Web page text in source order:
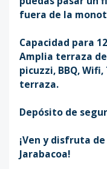
fuera de la
Capacidad para
Amplia terraza
picuzzi, BBQ,
terraza.
Depósito de
¡Ven y disfruta
Jarabacoa!